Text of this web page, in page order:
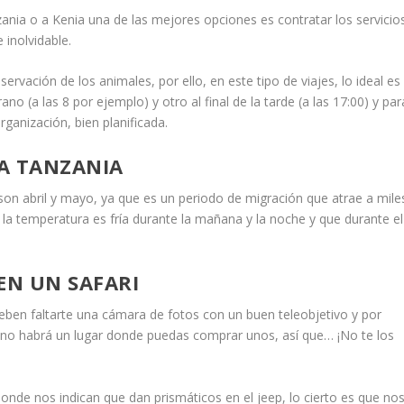
o a Kenia una de las mejores opciones es contratar los
inolvidable.
de los animales, por ello, en este tipo de viajes, lo ideal es
(a las 8 por ejemplo) y otro al final de la tarde (a las 17:00) y
bien planificada.
TANZANIA
abril y mayo, ya que es un periodo de migración que atrae a
temperatura es fría durante la mañana y la noche y que durante
UN SAFARI
faltarte una cámara de fotos con un buen teleobjetivo y por
habrá un lugar donde puedas comprar unos, así que… ¡No te los
nos indican que dan prismáticos en el jeep, lo cierto es que